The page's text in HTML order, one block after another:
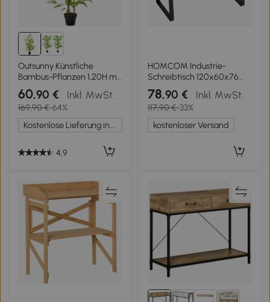
Outsunny Künstliche
Bambus-Pflanzen 1,20H m
mit realistischen Bambus
mit echten Stämmen -
Schwarzer Grüner Topf
Inklusive
60,90 € Inkl. MwSt.
169,90 €-64%
Kostenlose Lieferung innerhalb Deutschlands
4,9
HOMCOM Industrie-
Schreibtisch 120x60x76
cm Computertisch mit
Stahlbeinen für Zuhause,
Büro, Arbeitszimmer,
Rustikales Braun
78,90 € Inkl. MwSt.
117,90 €-33%
kostenloser Versand